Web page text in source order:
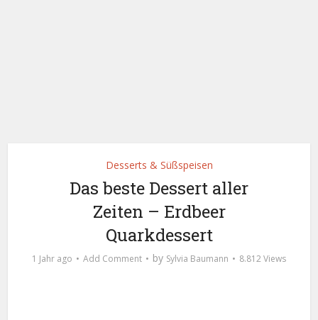
Desserts & Süßspeisen
Das beste Dessert aller
Zeiten – Erdbeer
Quarkdessert
1 Jahr ago Add Comment by Sylvia Baumann 8.812 Views